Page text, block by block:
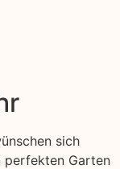
sich
perfekten Garten